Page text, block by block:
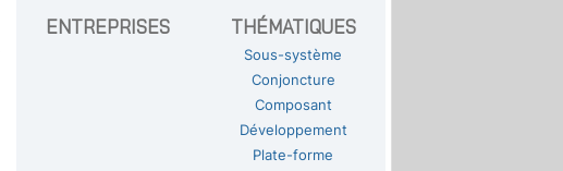
ENTREPRISES THÉMATIQUES
Sous-système
Conjoncture
Composant
Développement
Plate-forme